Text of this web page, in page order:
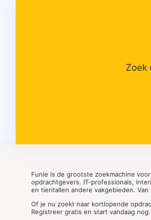
Zoek
Funle is de grootste zoekmachine
opdrachtgevers. IT-professionals,
en tientallen andere vakgebieden.
Of je nu zoekt naar kortlopende
Registreer gratis en start vandaag nog.